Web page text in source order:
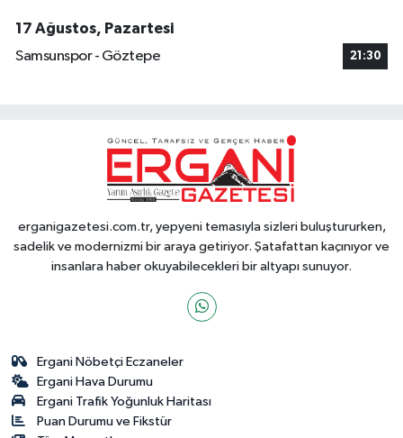
17 Ağustos, Pazartesi
Samsunspor - Göztepe
21:30
erganigazetesi.com.tr, yepyeni temasıyla sizleri buluştururken,
sadelik ve modernizmi bir araya getiriyor. Şatafattan kaçınıyor ve
insanlara haber okuyabilecekleri bir altyapı sunuyor.
Ergani Nöbetçi Eczaneler
Ergani Hava Durumu
Ergani Trafik Yoğunluk Haritası
Puan Durumu ve Fikstür